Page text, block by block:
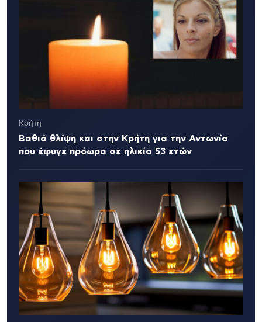
Κρήτη
Βαθιά θλίψη και στην Κρήτη για την Αντωνία
που έφυγε πρόωρα σε ηλικία 53 ετών